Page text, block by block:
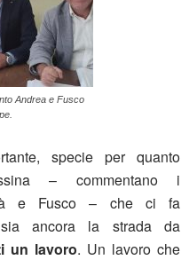
Andrea e Fusco
specie per quanto
– commentano i
e Fusco – che ci fa
sia ancora la strada da
un lavoro. Un lavoro che